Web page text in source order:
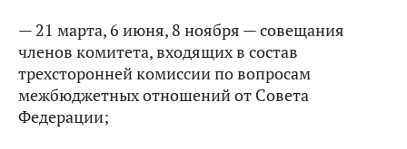
— 21 марта, 6 июня, 8 ноября — совещания
членов комитета, входящих в состав
трехсторонней комиссии по вопросам
межбюджетных отношений от Совета
Федерации;